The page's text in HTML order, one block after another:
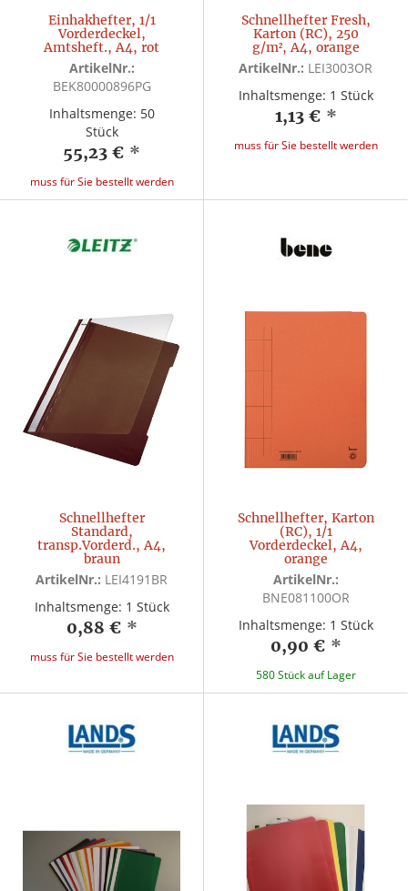
Einhakhefter, 1/1
Vorderdeckel,
Amtsheft., A4, rot
ArtikelNr.:
BEK80000896PG
Inhaltsmenge: 50
Stück
55,23 € *
muss für Sie bestellt werden
Schnellhefter Fresh,
Karton (RC), 250
g/m², A4, orange
ArtikelNr.: LEI3003OR
Inhaltsmenge: 1 Stück
1,13 € *
muss für Sie bestellt werden
Schnellhefter
Standard,
transp.Vorderd., A4,
braun
ArtikelNr.: LEI4191BR
Inhaltsmenge: 1 Stück
0,88 € *
muss für Sie bestellt werden
Schnellhefter, Karton
(RC), 1/1
Vorderdeckel, A4,
orange
ArtikelNr.:
BNE081100OR
Inhaltsmenge: 1 Stück
0,90 € *
580 Stück auf Lager